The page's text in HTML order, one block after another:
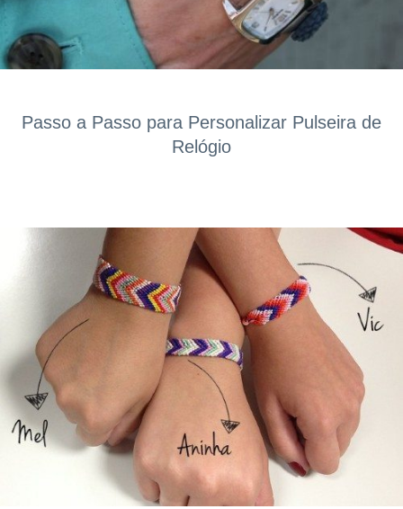
Passo a Passo para Personalizar Pulseira de
Relógio